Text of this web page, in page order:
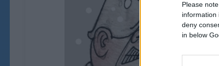
Please
information
deny
in below